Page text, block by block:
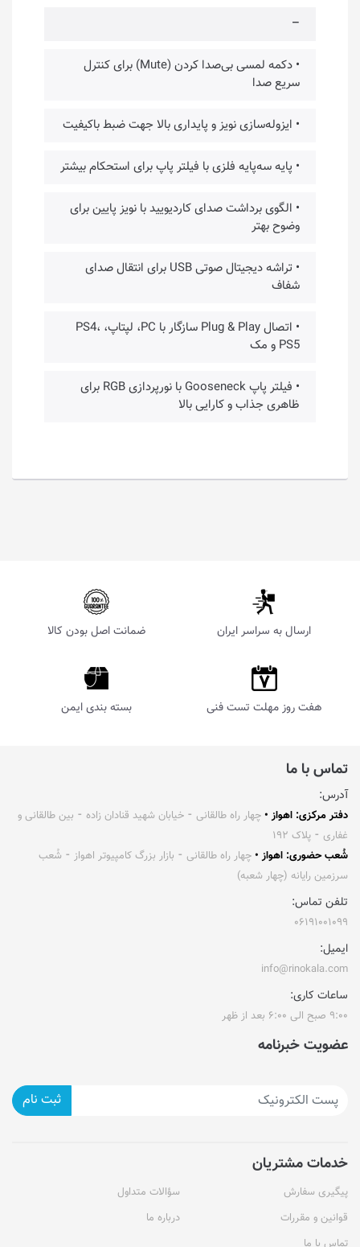
–
• دکمه لمسی بی‌صدا کردن (Mute) برای کنترل
سریع صدا
• ایزوله‌سازی نویز و پایداری بالا جهت ضبط باکیفیت
• پایه سه‌پایه فلزی با فیلتر پاپ برای استحکام بیشتر
• الگوی برداشت صدای کاردیویید با نویز پایین برای
وضوح بهتر
• تراشه دیجیتال صوتی USB برای انتقال صدای
شفاف
• اتصال Plug & Play سازگار با PC، لپتاپ، PS4،
PS5 و مک
• فیلتر پاپ Gooseneck با نورپردازی RGB برای
ظاهری جذاب و کارایی بالا
ارسال به سراسر ایران ضمانت اصل بودن کالا
هفت روز مهلت تست فنی بسته بندی ایمن
تماس با ما
آدرس:
دفتر مرکزی: اهواز • چهار راه طالقانی ⁃ خیابان شهید قنادان زاده ⁃ بین طالقانی و
غفاری ⁃ پلاک ۱۹۲
شُعب حضوری: اهواز • چهار راه طالقانی ⁃ بازار بزرگ کامپیوتر اهواز ⁃ شُعب
سرزمین رایانه (چهار شعبه)
تلفن تماس:
۰۶۱۹۱۰۰۱۰۹۹
ایمیل:
info@rinokala.com
ساعات کاری:
۹:۰۰ صبح الی ۶:۰۰ بعد از ظهر
عضویت خبرنامه
ثبت نام
خدمات مشتریان
پیگیری سفارش
سؤالات متداول
قوانین و مقررات
درباره ما
تماس با ما